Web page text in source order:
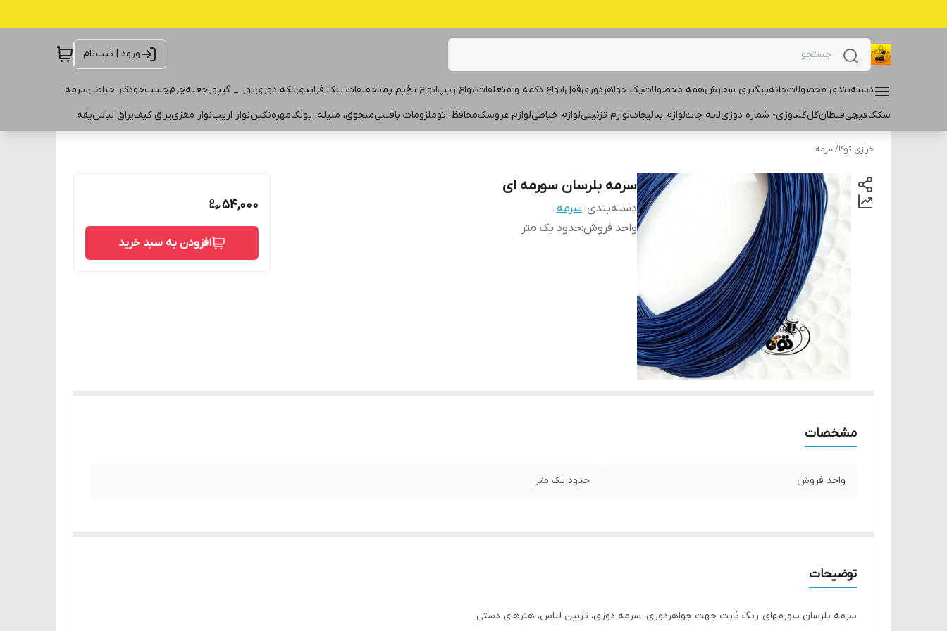
ورود | ثبت‌نام
دسته‌بندی محصولاتخانهپیگیری سفارشهمه محصولاتپک جواهردوزیقفلانواع دکمه و متعلقاتانواع زیپانواع نخپم پمتخفیفات بلک فرایدیتکه دوزیتور _ گیپورجعبهچرمچسبخودکار خیاطیسرمه
سگکقیچیقیطانگلگلدوزی- شماره دوزیلایه جاتلوازم بدلیجاتلوازم تزئینیلوازم خیاطیلوازم عروسکمحافظ اتوملزومات بافتنیمنجوق، ملیله، پولکمهرهنگیننوار اریبنوار مغزییراق کیفیراق لباسیقه
خرازی توکا/سرمه
سرمه بلرسان سورمه ای
دسته‌بندی: سرمه
واحد فروش:حدود یک متر
54,000
افزودن به سبد خرید
مشخصات
واحد فروش حدود یک متر
توضیحات
سرمه بلرسان سورمهای رنگ ثابت جهت جواهردوزی، سرمه دوزی، تزیین لباس، هنرهای دستی